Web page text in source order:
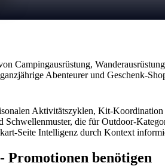
Campingausrüstung,
Abenteurer und Geschenk-
Aktivitätszyklen, Kit-
die für Outdoor-
Seite Intelligenz durch Kontext
Promotionen benötigen